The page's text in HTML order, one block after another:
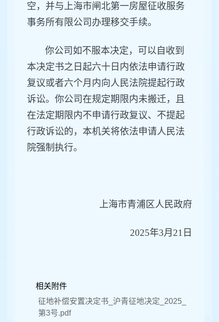
空，并与上海市闸北第一房屋征收服务
事务所有限公司办理移交手续。
你公司 如不服本决定，可以自收到
本决定书之日起六十日内依法申请行政
复议或者六个月内向人民法院提起行政
诉讼。你公司 在规定期限内未搬迁，且
在法定期限内不申请行政复议、 不提起
行政诉讼的，本机关将依法申请人民法
院强制执行。
上海市青浦区人民政府
2025年3月 21 日
相关附件
征地补偿安置决定书_沪青征地决定_2025_
第3号.pdf